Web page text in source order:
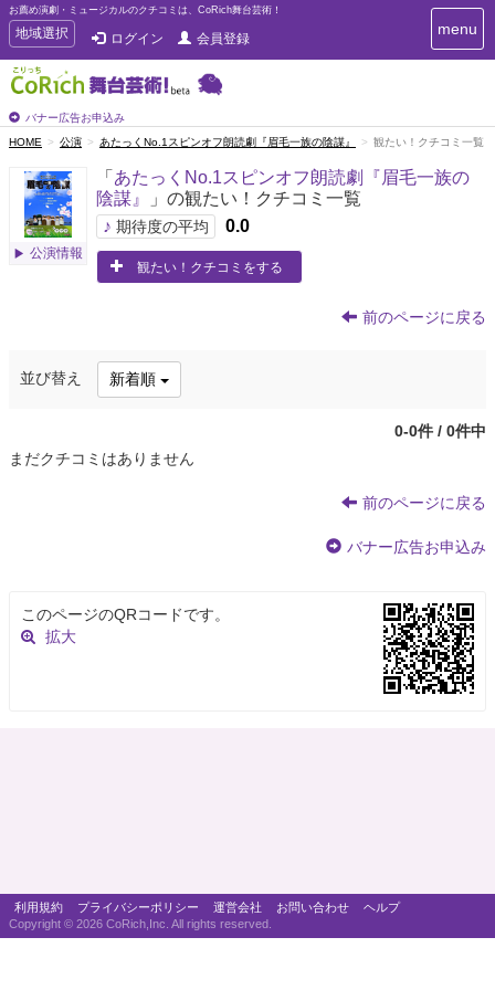
お薦め演劇・ミュージカルのクチコミは、CoRich舞台芸術！
T
o
g
g
e
n
t
地域選択 ログイン 会員登録
バナー広告お申込み
T
o
e
a
i
menu
HOME 公演 あたっくNo.1スピンオフ朗読劇『眉毛一族の陰謀』 観たい！クチコミ一覧
公演情報
「 あたっくNo.1スピンオフ朗読劇『眉毛一族の
陰謀』
」の観たい！クチコミ一覧
♪ 期待度の平均 0.0
観たい！クチコミをする
前のページに戻る
並び替え 新着順
0-0件 / 0件中
まだクチコミはありません
前のページに戻る
バナー広告お申込み
このページのQRコードです。
拡大
利用規約 プライバシーポリシー 運営会社 お問い合わせ
ヘルプ
Copyright © 2026 CoRich,Inc. All rights reserved.